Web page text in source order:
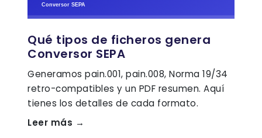
Qué tipos de ficheros genera
Conversor SEPA
Generamos pain.001, pain.008, Norma 19/34
retro-compatibles y un PDF resumen. Aquí
tienes los detalles de cada formato.
Leer más →